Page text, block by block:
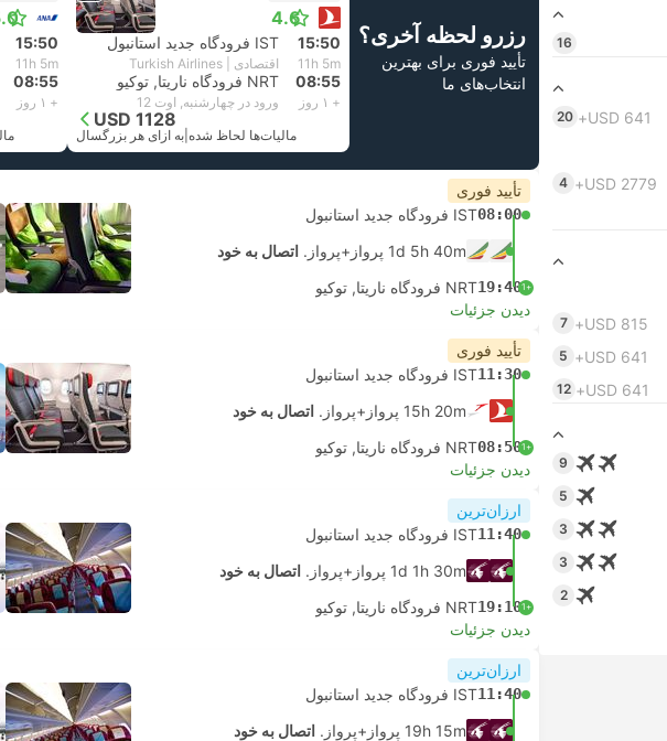
16
USD 641+
20
USD 2779+
4
USD 815+
7
USD 641+
5
USD 641+
12
9
5
3
3
2
رزرو لحظه آخری؟
تأیید فوری برای بهترین
انتخاب‌های ما
4.6
15:50 IST فرودگاه جدید استانبول
11h 5m اقتصادی | Turkish Airlines
08:55 NRT فرودگاه ناریتا, توکیو
+ ۱ روز ورود در چهارشنبه, اوت 12
USD 1128
مالیات‌ها لحاظ شده به ازای هر بزرگسال
15:50
11h 5m
08:55
+ ۱ روز
تأیید فوری
08:00IST فرودگاه جدید استانبول
1d 5h 40m پرواز+پرواز.
اتصال به خود
+1
19:40NRT فرودگاه ناریتا, توکیو
دیدن جزئیات
تأیید فوری
11:30IST فرودگاه جدید استانبول
15h 20m پرواز+پرواز.
اتصال به خود
+1
08:50NRT فرودگاه ناریتا, توکیو
دیدن جزئیات
ارزان‌ترین
11:40IST فرودگاه جدید استانبول
1d 1h 30m پرواز+پرواز.
اتصال به خود
+1
19:10NRT فرودگاه ناریتا, توکیو
دیدن جزئیات
ارزان‌ترین
11:40IST فرودگاه جدید استانبول
19h 15m پرواز+پرواز.
اتصال به خود